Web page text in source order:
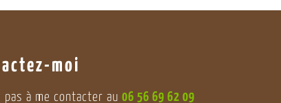
moi
pas à me contacter au06 56 69 62 09